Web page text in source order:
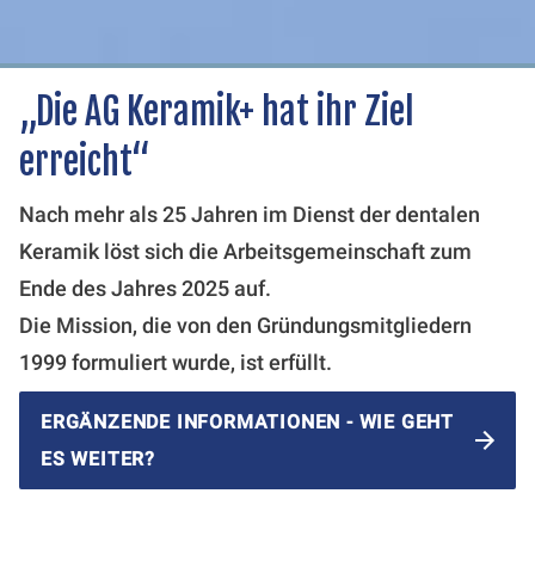
„Die AG Keramik+ hat ihr Ziel
erreicht“
Nach mehr als 25 Jahren im Dienst der dentalen
Keramik löst sich die Arbeitsgemeinschaft zum
Ende des Jahres 2025 auf.
Die Mission, die von den Gründungsmitgliedern
1999 formuliert wurde, ist erfüllt.
ERGÄNZENDE INFORMATIONEN - WIE GEHT
ES WEITER?